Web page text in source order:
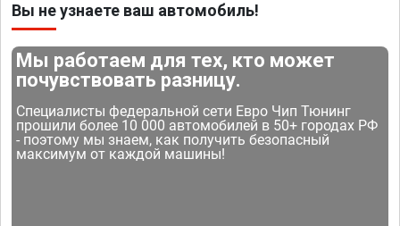
Вы не узнаете ваш автомобиль!
Мы работаем для тех, кто может
почувствовать разницу.
Специалисты федеральной сети Евро Чип Тюнинг
прошили более 10 000 автомобилей в 50+ городах РФ
- поэтому мы знаем, как получить безопасный
максимум от каждой машины!